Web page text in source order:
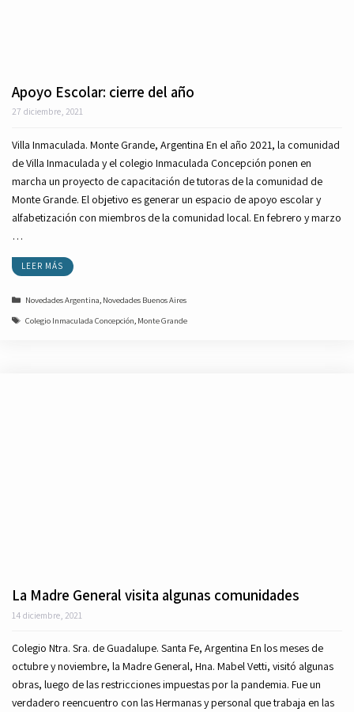
Apoyo Escolar: cierre del año
27 diciembre, 2021
Villa Inmaculada. Monte Grande, Argentina En el año 2021, la comunidad
de Villa Inmaculada y el colegio Inmaculada Concepción ponen en
marcha un proyecto de capacitación de tutoras de la comunidad de
Monte Grande. El objetivo es generar un espacio de apoyo escolar y
alfabetización con miembros de la comunidad local. En febrero y marzo
…
LEER MÁS
Categorías
Novedades Argentina, Novedades Buenos Aires
Etiquetas
Colegio Inmaculada Concepción, Monte Grande
La Madre General visita algunas comunidades
14 diciembre, 2021
Colegio Ntra. Sra. de Guadalupe. Santa Fe, Argentina En los meses de
octubre y noviembre, la Madre General, Hna. Mabel Vetti, visitó algunas
obras, luego de las restricciones impuestas por la pandemia. Fue un
verdadero reencuentro con las Hermanas y personal que trabaja en las